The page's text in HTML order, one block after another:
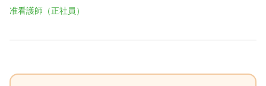
准看護師（正社員）